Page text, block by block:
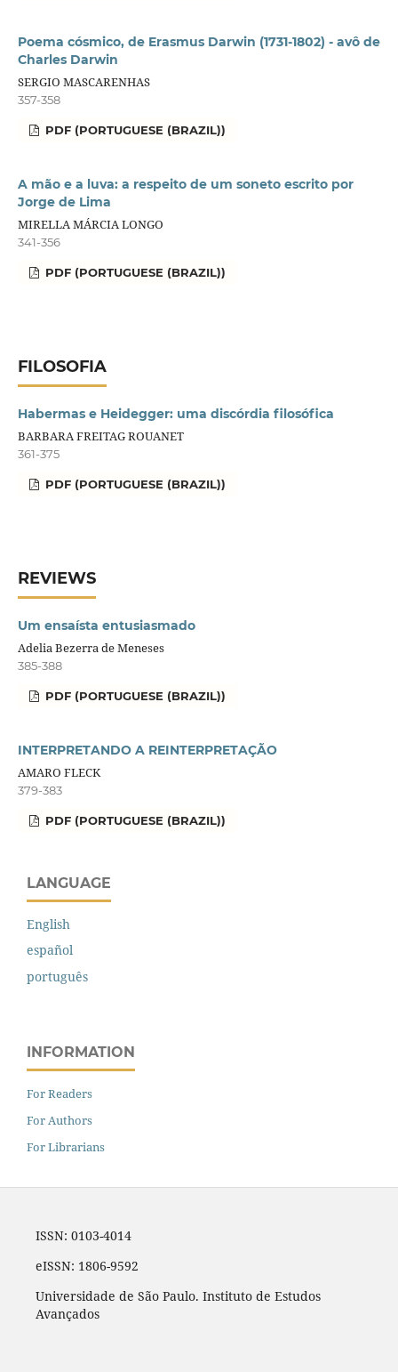
Poema cósmico, de Erasmus Darwin (1731-1802) - avô de
Charles Darwin
SERGIO MASCARENHAS
357-358
PDF (PORTUGUESE (BRAZIL))
A mão e a luva: a respeito de um soneto escrito por
Jorge de Lima
MIRELLA MÁRCIA LONGO
341-356
PDF (PORTUGUESE (BRAZIL))
FILOSOFIA
Habermas e Heidegger: uma discórdia filosófica
BARBARA FREITAG ROUANET
361-375
PDF (PORTUGUESE (BRAZIL))
REVIEWS
Um ensaísta entusiasmado
Adelia Bezerra de Meneses
385-388
PDF (PORTUGUESE (BRAZIL))
INTERPRETANDO A REINTERPRETAÇÃO
AMARO FLECK
379-383
PDF (PORTUGUESE (BRAZIL))
LANGUAGE
English
español
português
INFORMATION
For Readers
For Authors
For Librarians
ISSN: 0103-4014
eISSN: 1806-9592
Universidade de São Paulo. Instituto de Estudos
Avançados